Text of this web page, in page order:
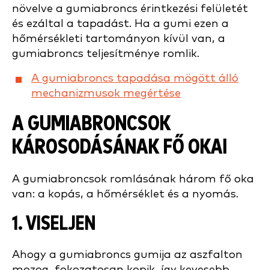
növelve a gumiabroncs érintkezési felületét
és ezáltal a tapadást. Ha a gumi ezen a
hőmérsékleti tartományon kívül van, a
gumiabroncs teljesítménye romlik.
A gumiabroncs tapadása mögött álló
mechanizmusok megértése
A GUMIABRONCSOK
KÁROSODÁSÁNAK FŐ OKAI
A gumiabroncsok romlásának három fő oka
van: a kopás, a hőmérséklet és a nyomás.
1. VISELJEN
Ahogy a gumiabroncs gumija az aszfalton